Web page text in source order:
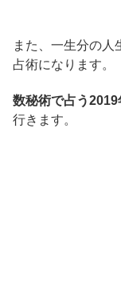
また、一生分の人
占術になります。
数秘術で占う
行きます。